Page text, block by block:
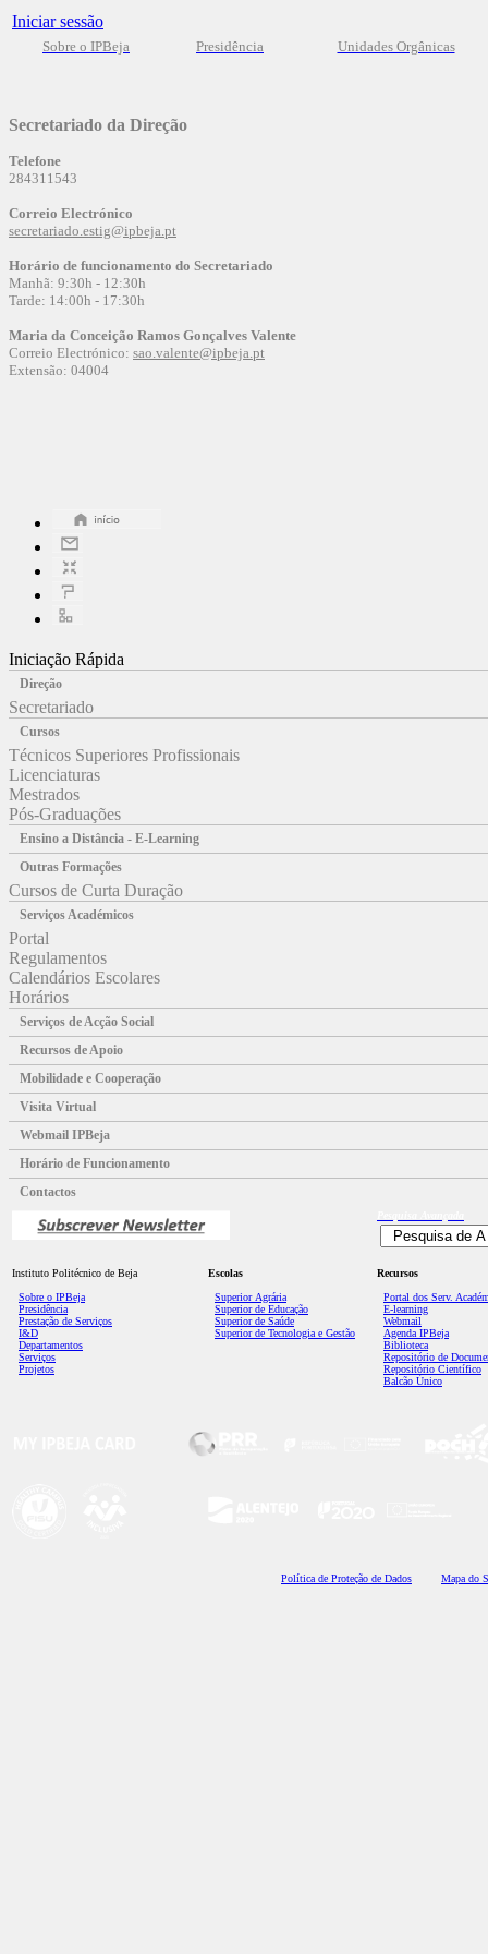
Iniciar sessão
Sobre o IPBeja Presidência Unidades Orgânicas
Secretariado da Direção
Telefone
284311543
Correio Electrónico
secretariado.estig@ipbeja.pt
Horário de funcionamento do Secretariado
Manhã: 9:30h - 12:30h
Tarde: 14:00h - 17:30h
Maria da Conceição Ramos Gonçalves Valente
Correio Electrónico: sao.valente@ipbeja.pt
Extensão: 04004
Iniciação Rápida
Direção
Secretariado
Cursos
Técnicos Superiores Profissionais
Licenciaturas
Mestrados
Pós-Graduações
Ensino a Distância - E-Learning
Outras Formações
Cursos de Curta Duração
Serviços Académicos
Portal
Regulamentos
Calendários Escolares
Horários
Serviços de Acção Social
Recursos de Apoio
Mobilidade e Cooperação
Visita Virtual
Webmail IPBeja
Horário de Funcionamento
Contactos
Instituto Politécnico de Beja
Sobre o IPBeja
Presidência
Prestação de Serviços
I&D
Departamentos
Serviços
Projetos
Escolas
Superior Agrária
Superior de Educação
Superior de Saúde
Superior de Tecnologia e Gestão
Recursos
Portal dos Serv.
E-learning
Webmail
Agenda IPBeja
Biblioteca
Repositório de
Repositório Científico
Balcão Único
Política de Proteção de Dados Mapa do